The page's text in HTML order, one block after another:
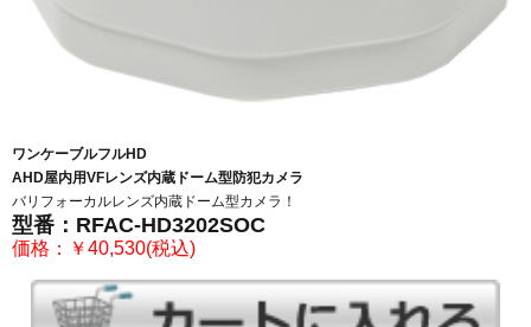
ワンケーブルフルHD
AHD屋内用VFレンズ内蔵ドーム型防犯カメラ
バリフォーカルレンズ内蔵ドーム型カメラ！
型番：RFAC-HD3202SOC
価格：￥40,530(税込)